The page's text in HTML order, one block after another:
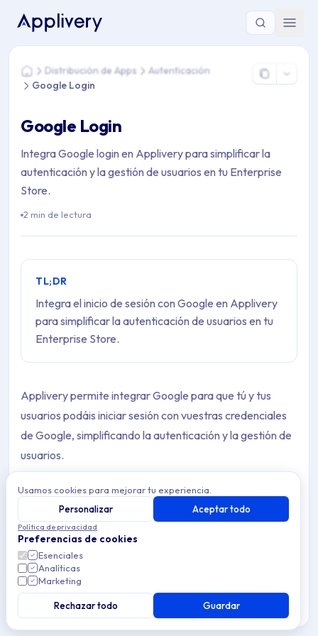
Estás aquí: Home > Distribución de Apps > Autenticación >
HomeDistribución de Apps
Autenticación
Google Login
Google Login
Integra Google login en Applivery para simplificar la
autenticación y la gestión de usuarios en tu Enterprise
Store.
2 min de lectura
TL;DR
Integra el inicio de sesión con Google en Applivery
para simplificar la autenticación de usuarios en tu
Enterprise Store.
Applivery permite integrar Google para que tú y tus
usuarios podáis iniciar sesión con vuestras credenciales
de Google, simplificando la autenticación y la gestión de
usuarios.
Configura tu Google login
Una vez en elpanel de Applivery
del Workspace
luego abreProveedores de acceso
lateral izquierdo y haz clic en la opciónSocialbajo la
Usamos cookies para mejorar tu experiencia.
Personalizar
Aceptar todo
Política de privacidad
Preferencias de cookies
Esenciales
Analíticas
Marketing
Rechazar todo Guardar